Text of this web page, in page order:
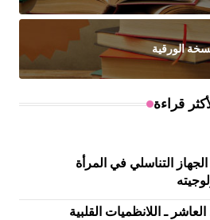
الورقية
قراءة
التناسلي في المرأة
ـ اللانظميات القلبية